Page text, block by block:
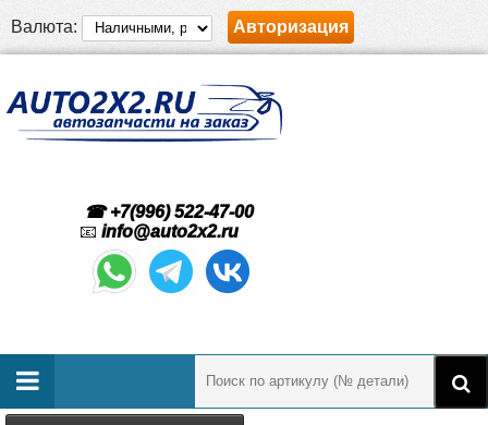
Валюта: Авторизация
☎ +7(996) 522-47-00
📧 info@auto2x2.ru